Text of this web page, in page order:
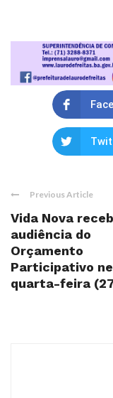
Previous Article
Vida Nova
audiência do
Orçamento
Participativo
quarta-feira